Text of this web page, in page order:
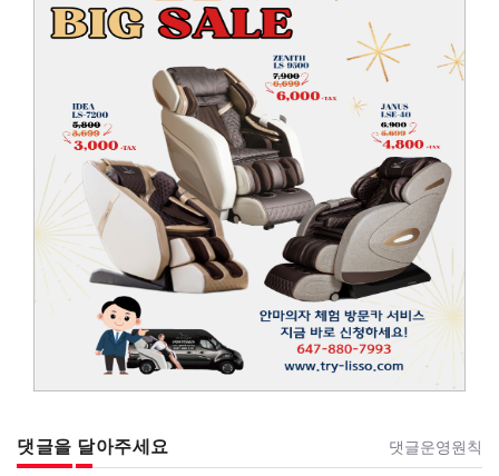
댓글을 달아주세요 댓글운영원칙